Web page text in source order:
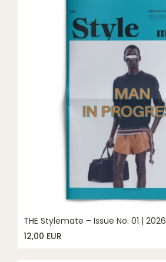
THE Stylemate – Issue No. 01 | 2026
12,00 EUR